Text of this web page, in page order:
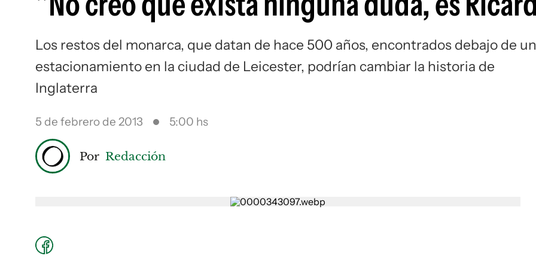
Los restos del monarca, que datan de hace 500 años, encontrados debajo de un
estacionamiento en la ciudad de Leicester, podrían cambiar la historia de
Inglaterra
5 de febrero de 2013 5:00 hs
Por Redacción